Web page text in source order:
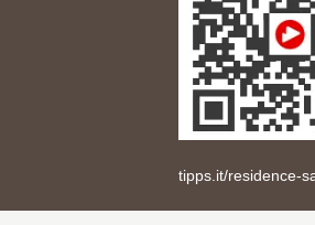
tipps.it/residence-